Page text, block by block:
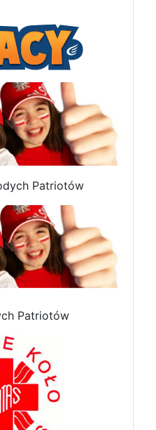
Patriotów
Patriotów